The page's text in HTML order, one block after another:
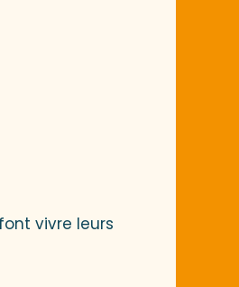
favoris
vivre leurs